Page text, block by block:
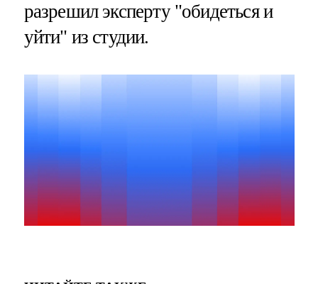
разрешил эксперту "обидеться и
уйти" из студии.